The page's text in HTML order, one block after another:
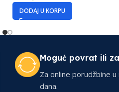
DODAJ U KORPU
Moguć povrat ili
Za online porudžbine
dana.